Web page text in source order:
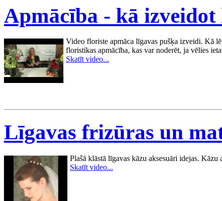
Apmācība - kā
Video floriste apmāca līgavas pušķa izveidi. Kā
floristikas apmācība, kas var noderēt, ja vēlies
Skatīt video...
Līgavas frizūras un
Plašā klāstā līgavas kāzu aksesuāri idejas.
Skatīt video...